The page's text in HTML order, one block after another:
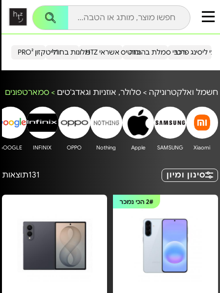
הייטקזון PRO²מלונות בחו"ל כרטיס אשראי HTZ ליסינג פרטירכבי סמלת בהנחה
חשמל ואלקטרוניקה > סלולר, אוזניות וגאדג'טים > סמארטפונים
Xiaomi
SAMSUNG
Apple
Nothing
OPPO
INFINIX
סינון ומיון 131תוצאות
2#הכי נמכר